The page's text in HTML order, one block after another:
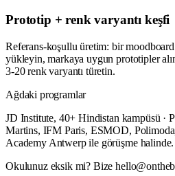
Prototip + renk varyantı keşfi
Referans-koşullu üretim: bir moodboard
yükleyin, markaya uygun prototipler
3-20 renk varyantı türetin.
Ağdaki programlar
JD Institute, 40+ Hindistan kampüsü ·
Martins, IFM Paris, ESMOD,
Academy Antwerp ile görüşme halinde.
Okulunuz eksik mi? Bize